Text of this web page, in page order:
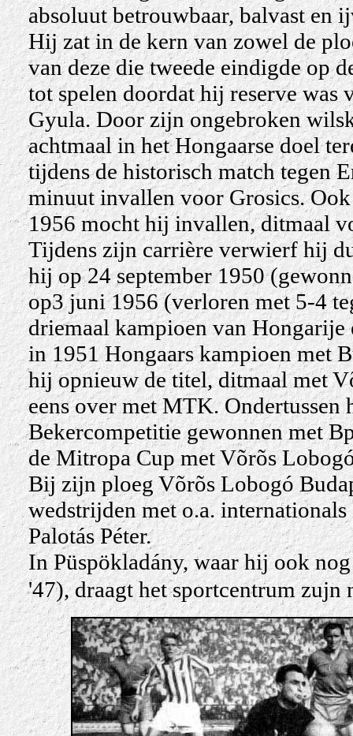
absoluut betrouwbaar, balvast en
Hij zat in de kern van zowel de
van deze die tweede eindigde op
tot spelen doordat hij reserve was
Gyula. Door zijn ongebroken
achtmaal in het Hongaarse doel
tijdens de historisch match tegen
minuut invallen voor Grosics.
1956 mocht hij invallen, ditmaal
Tijdens zijn carrière verwierf hij
hij op 24 september 1950
op3 juni 1956 (verloren met 5-4
driemaal kampioen van Hongarije
in 1951 Hongaars kampioen met
hij opnieuw de titel, ditmaal met
eens over met MTK.
Bekercompetitie gewonnen met
de Mitropa Cup metVõrõs
Bij zijn ploeg Võrõs Lobogó
wedstrijden met o.a.
Palotás Péter.
In Püspökladány, waar hij ook
'47), draagt het sportcentrum zujn